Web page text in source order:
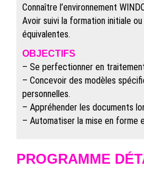
Connaître l’environnement
Avoir suivi la formation initiale
équivalentes.
OBJECTIFS
– Se perfectionner en
– Concevoir des modèles
personnelles.
– Appréhender les documents
– Automatiser la mise en forme
PROGRAMME